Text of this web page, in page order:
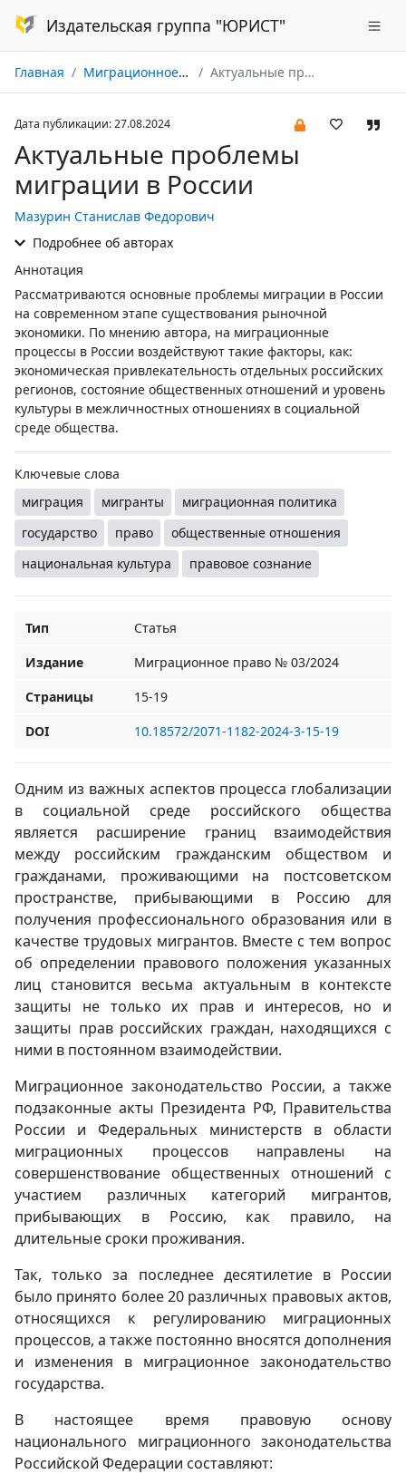
Издательская группа "ЮРИСТ"
Главная Миграционное право № 03/2024 Актуальные проблемы миграции в России
Дата публикации: 27.08.2024
Актуальные проблемы
миграции в России
Мазурин Станислав Федорович
Подробнее об авторах
Аннотация
Рассматриваются основные проблемы миграции в России
на современном этапе существования рыночной
экономики. По мнению автора, на миграционные
процессы в России воздействуют такие факторы, как:
экономическая привлекательность отдельных российских
регионов, состояние общественных отношений и уровень
культуры в межличностных отношениях в социальной
среде общества.
Ключевые слова
миграция
мигранты
миграционная политика
государство
право
общественные отношения
национальная культура
правовое сознание
Тип
Статья
Издание
Миграционное право № 03/2024
Страницы
15-19
DOI
10.18572/2071-1182-2024-3-15-19
Одним из важных аспектов процесса глобализации
в социальной среде российского общества
является расширение границ взаимодействия
между российским гражданским обществом и
гражданами, проживающими на постсоветском
пространстве, прибывающими в Россию для
получения профессионального образования или в
качестве трудовых мигрантов. Вместе с тем вопрос
об определении правового положения указанных
лиц становится весьма актуальным в контексте
защиты не только их прав и интересов, но и
защиты прав российских граждан, находящихся с
ними в постоянном взаимодействии.
Миграционное законодательство России, а также
подзаконные акты Президента РФ, Правительства
России и Федеральных министерств в области
миграционных процессов направлены на
совершенствование общественных отношений с
участием различных категорий мигрантов,
прибывающих в Россию, как правило, на
длительные сроки проживания.
Так, только за последнее десятилетие в России
было принято более 20 различных правовых актов,
относящихся к регулированию миграционных
процессов, а также постоянно вносятся дополнения
и изменения в миграционное законодательство
государства.
В настоящее время правовую основу
национального миграционного законодательства
Российской Федерации составляют: